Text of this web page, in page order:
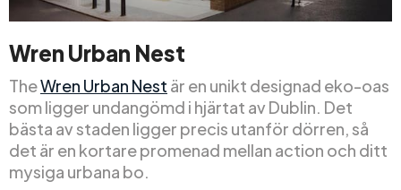
Wren Urban Nest
TheWren Urban Nest är en unikt designad eko-oas
som ligger undangömd i hjärtat av Dublin. Det
bästa av staden ligger precis utanför dörren, så
det är en kortare promenad mellan action och ditt
mysiga urbana bo.